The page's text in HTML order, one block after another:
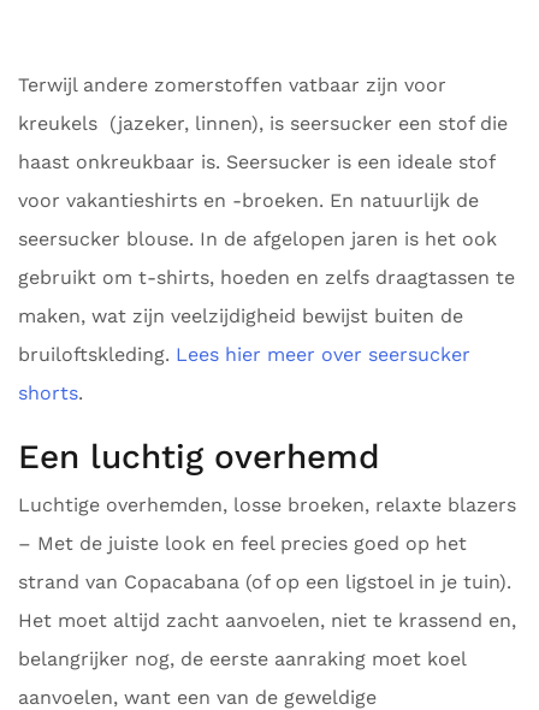
Terwijl andere zomerstoffen vatbaar zijn voor
kreukels (jazeker, linnen), is seersucker een stof die
haast onkreukbaar is. Seersucker is een ideale stof
voor vakantieshirts en -broeken. En natuurlijk de
seersucker blouse. In de afgelopen jaren is het ook
gebruikt om t-shirts, hoeden en zelfs draagtassen te
maken, wat zijn veelzijdigheid bewijst buiten de
bruiloftskleding. Lees hier meer over seersucker
shorts.
Een luchtig overhemd
Luchtige overhemden, losse broeken, relaxte blazers
– Met de juiste look en feel precies goed op het
strand van Copacabana (of op een ligstoel in je tuin).
Het moet altijd zacht aanvoelen, niet te krassend en,
belangrijker nog, de eerste aanraking moet koel
aanvoelen, want een van de geweldige